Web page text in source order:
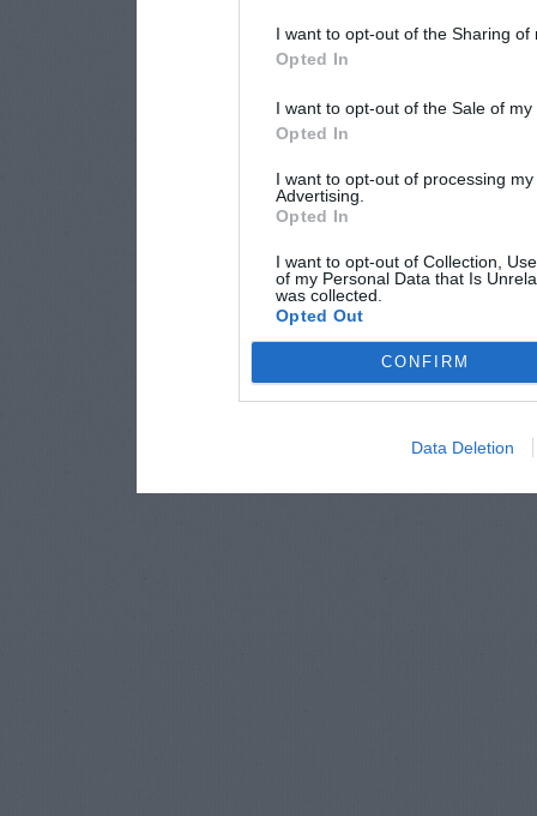
I want to opt-out of the Sharing of
Opted In
I want to opt-out of the Sale of
Opted In
I want to opt-out of processing
Advertising.
Opted In
I want to opt-out of Collection,
of my Personal Data that Is
was collected.
Opted Out
CONFIRM
Data Deletion